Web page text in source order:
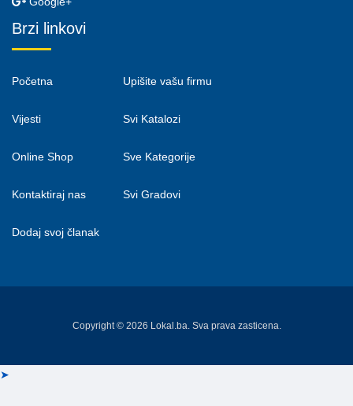
Brzi linkovi
Početna
Vijesti
Online Shop
Kontaktiraj nas
Dodaj svoj članak
Upišite vašu firmu
Svi Katalozi
Sve Kategorije
Svi Gradovi
Copyright © 2026 Lokal.ba. Sva prava zasticena.
➤